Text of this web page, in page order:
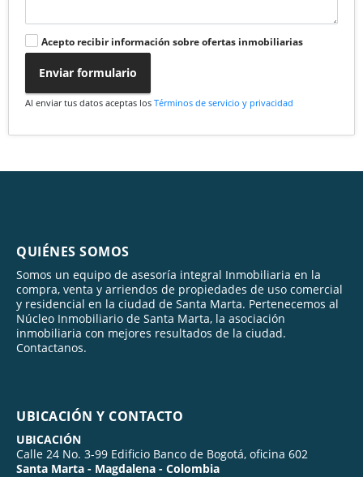
Acepto recibir información sobre ofertas inmobiliarias
Enviar formulario
Al enviar tus datos aceptas los Términos de servicio y privacidad
QUIÉNES SOMOS
Somos un equipo de asesoría integral Inmobiliaria en la
compra, venta y arriendos de propiedades de uso comercial
y residencial en la ciudad de Santa Marta. Pertenecemos al
Núcleo Inmobiliario de Santa Marta, la asociación
inmobiliaria con mejores resultados de la ciudad.
Contactanos.
UBICACIÓN Y CONTACTO
UBICACIÓN
Calle 24 No. 3-99 Edificio Banco de Bogotá, oficina 602
Santa Marta - Magdalena - Colombia